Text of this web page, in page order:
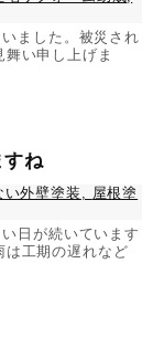
ました。被災され
い申し上げま
すね
い外壁塗装
屋根塗
日が続いています
は工期の遅れなど